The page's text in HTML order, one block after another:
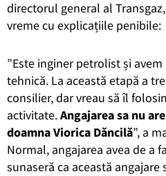
directorul general al
vreme cu explicațiile penibile:
”Este inginer petrolist și
tehnică. La această etapă a
consilier, dar vreau să îl
activitate.Angajarea sa nu
doamna Viorica Dăncilă”, a
Normal, angajarea avea de a
sunaseră ca această angajare